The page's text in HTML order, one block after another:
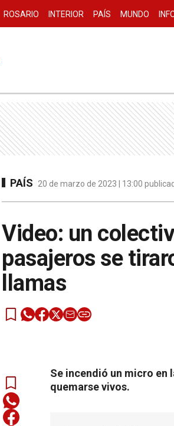
ROSARIO INTERIOR PAÍS MUNDO
PAÍS 20 de marzo de 2023 | 13:00
Video: un
pasajeros se
llamas
Se incendió un micro en
quemarse vivos.